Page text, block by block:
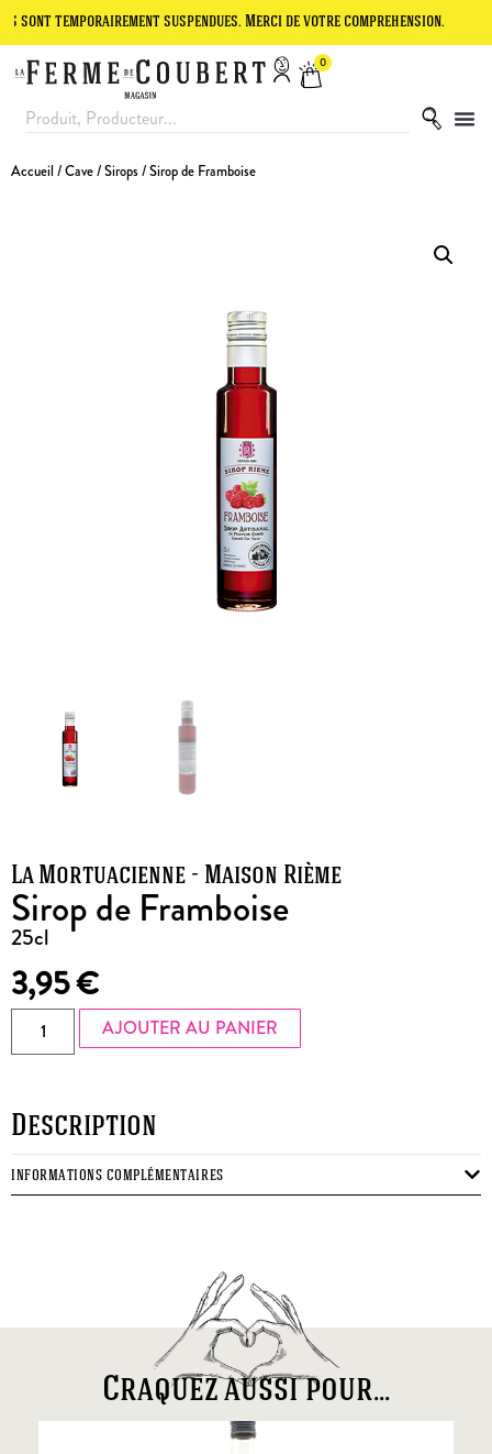
suspendues. Merci de votre compréhension. Le site
0
Accueil /Cave/Sirops/ Sirop de Framboise
La Mortuacienne - Maison Rième
Sirop de Framboise
25cl
3,95€
AJOUTER AU PANIER
Description
INFORMATIONS COMPLÉMENTAIRES
Craquez aussi pour...